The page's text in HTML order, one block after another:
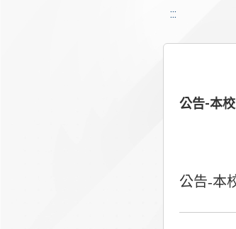
:::
公告-本
公告-本